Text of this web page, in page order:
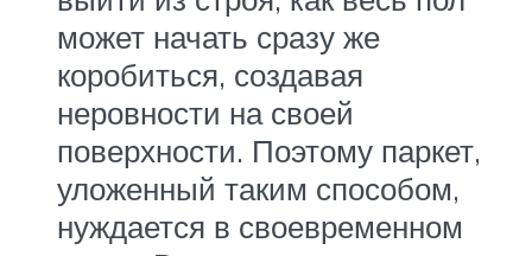
может начать сразу же
коробиться, создавая
неровности на своей
поверхности. Поэтому паркет,
уложенный таким способом,
нуждается в своевременном